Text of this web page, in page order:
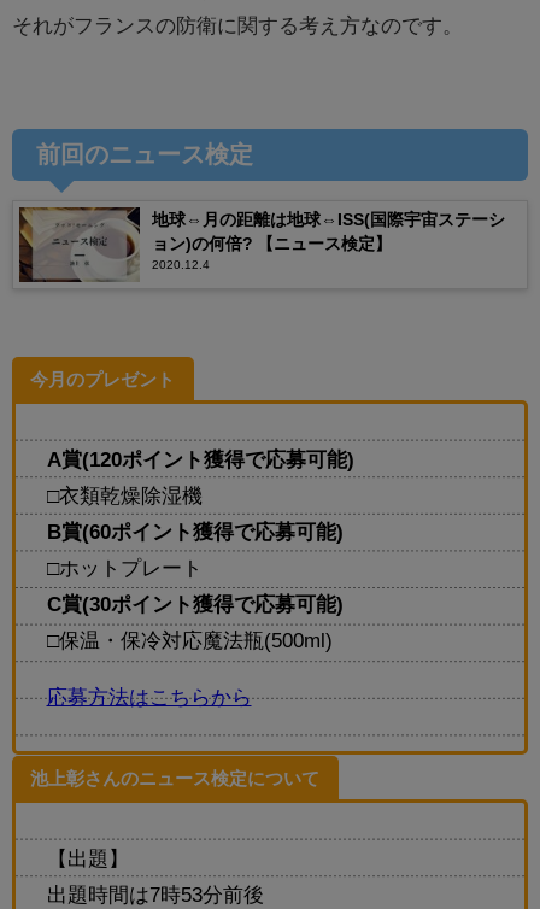
それがフランスの防衛に関する考え方なのです。
前回のニュース検定
地球⇔月の距離は地球⇔ISS(国際宇宙ステーシ
ョン)の何倍? 【ニュース検定】
2020.12.4
今月のプレゼント
A賞(120ポイント獲得で応募可能)
□衣類乾燥除湿機
B賞(60ポイント獲得で応募可能)
□ホットプレート
C賞(30ポイント獲得で応募可能)
□保温・保冷対応魔法瓶(500ml)
応募方法はこちらから
池上彰さんのニュース検定について
【出題】
出題時間は7時53分前後